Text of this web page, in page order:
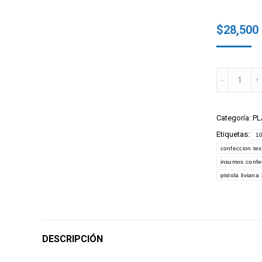
$28,500
PISTOLA
10312
quantity
Categoría:
Etiquetas:
confeccion
insumos
pistola liviana
DESCRIPCIÓN